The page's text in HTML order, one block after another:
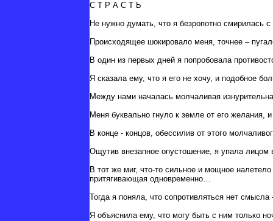
С Т Р А С Т Ь
Не нужно думать, что я безропотно смирилась
Происходящее шокировало меня, точнее –
В один из первых дней я попробовала
Я сказала ему, что я его не хочу, и подобное
Между нами началась молчаливая
Меня буквально гнуло к земле от его желания,
В конце - концов, обессилив от этого
Ощутив внезапное опустошение, я упала лицом
В тот же миг, что-то сильное и мощное
притягивающая одновременно…
Тогда я поняла, что сопротивляться нет
Я объяснила ему, что могу быть с ним только